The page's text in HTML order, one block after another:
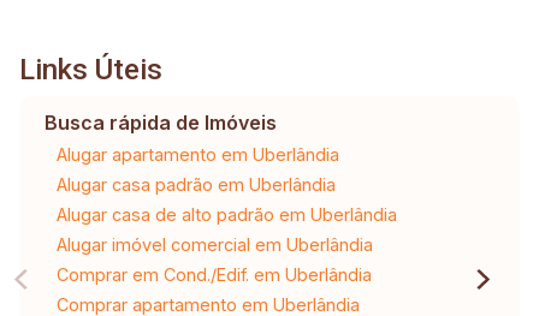
Links Úteis
Busca rápida de Imóveis
Alugar apartamento em Uberlândia
Alugar casa padrão em Uberlândia
Alugar casa de alto padrão em Uberlândia
Alugar imóvel comercial em Uberlândia
Comprar em Cond./Edif. em Uberlândia
Comprar apartamento em Uberlândia